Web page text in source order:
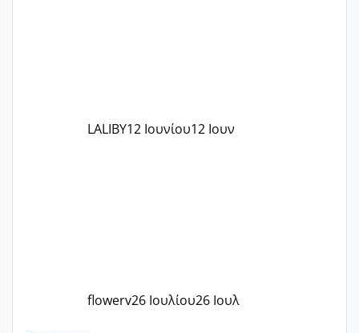
LALIBY12 Ιουνίου12 Ιουν
flowerv26 Ιουλίου26 Ιουλ